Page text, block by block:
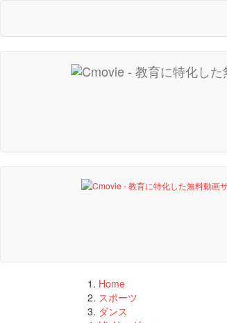
Home
スポーツ
ダンス